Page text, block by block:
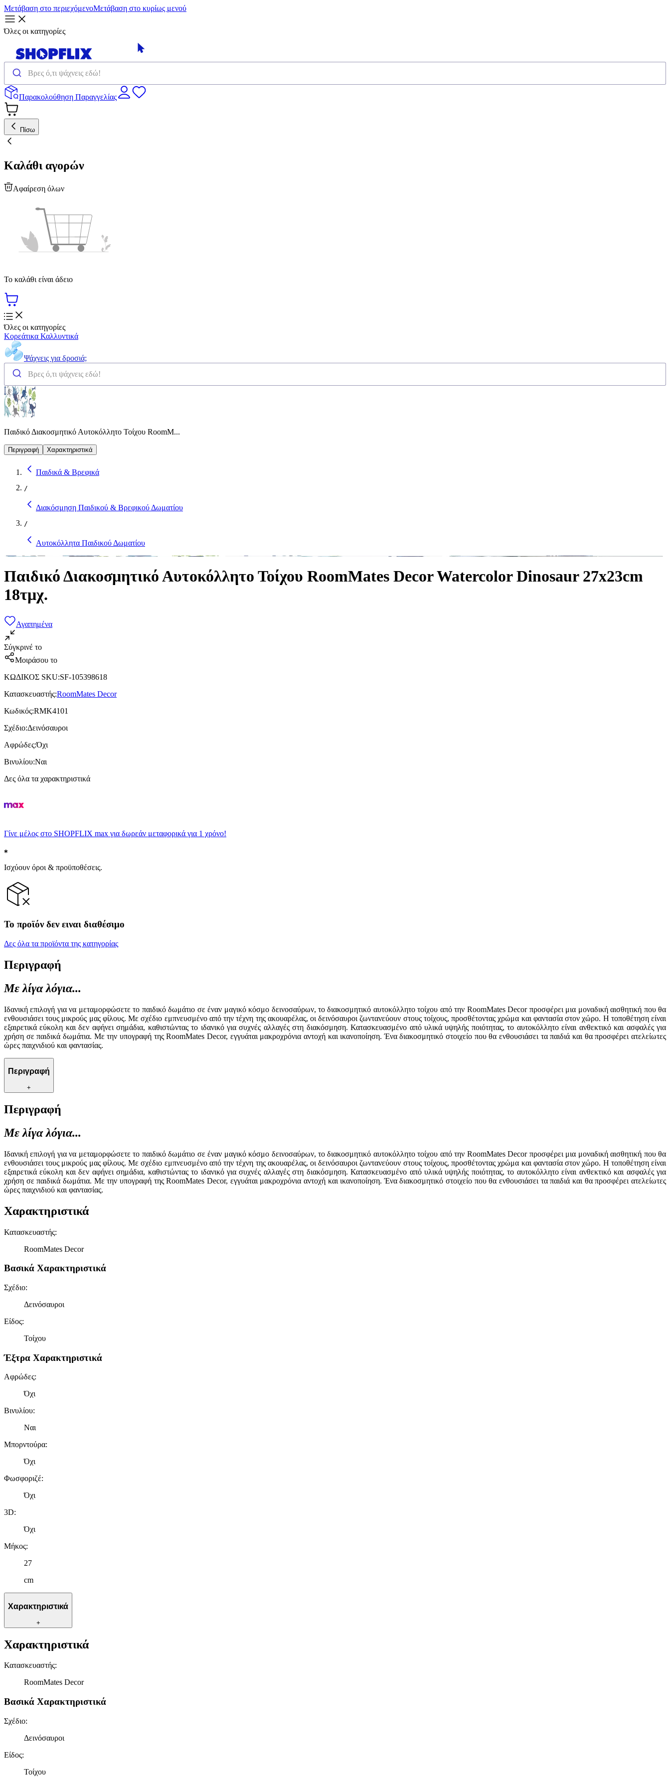
Μετάβαση στο περιεχόμενοΜετάβαση στο κυρίως μενού
Όλες οι κατηγορίες
Παρακολούθηση Παραγγελίας
Πίσω
Καλάθι αγορών
Αφαίρεση όλων
Το καλάθι είναι άδειο
Όλες οι κατηγορίες
Κορεάτικα Καλλυντικά
Ψάχνεις για δροσιά;
Παιδικό Διακοσμητικό Αυτοκόλλητο Τοίχου RoomM...
Περιγραφή Χαρακτηριστικά
Παιδικά & Βρεφικά
/
Διακόσμηση Παιδικού & Βρεφικού Δωματίου
/
Αυτοκόλλητα Παιδικού Δωματίου
Παιδικό Διακοσμητικό Αυτοκόλλητο Τοίχου RoomMates Decor Watercolor Dinosaur 27x23cm
18τμχ.
Αγαπημένα
Σύγκρινέ το
Μοιράσου το
ΚΩΔΙΚΟΣ SKU:SF-105398618
Κατασκευαστής:RoomMates Decor
Κωδικός:RMK4101
Σχέδιο:Δεινόσαυροι
Αφρώδες:Όχι
Βινυλίου:Ναι
Δες όλα τα χαρακτηριστικά
Γίνε μέλος στο SHOPFLIX max για δωρεάν μεταφορικά για 1 χρόνο!
Ισχύουν όροι & προϋποθέσεις.
Το προϊόν δεν ειναι διαθέσιμο
Δες όλα τα προϊόντα της κατηγορίας
Περιγραφή
Με λίγα λόγια...
Ιδανική επιλογή για να μεταμορφώσετε το παιδικό δωμάτιο σε έναν μαγικό κόσμο δεινοσαύρων, το διακοσμητικό αυτοκόλλητο τοίχου από την RoomMates Decor προσφέρει μια μοναδική αισθητική που θα
ενθουσιάσει τους μικρούς μας φίλους. Με σχέδιο εμπνευσμένο από την τέχνη της ακουαρέλας, οι δεινόσαυροι ζωντανεύουν στους τοίχους, προσθέτοντας χρώμα και φαντασία στον χώρο. Η τοποθέτηση είναι
εξαιρετικά εύκολη και δεν αφήνει σημάδια, καθιστώντας το ιδανικό για συχνές αλλαγές στη διακόσμηση. Κατασκευασμένο από υλικά υψηλής ποιότητας, το αυτοκόλλητο είναι ανθεκτικό και ασφαλές για
χρήση σε παιδικά δωμάτια. Με την υπογραφή της RoomMates Decor, εγγυάται μακροχρόνια αντοχή και ικανοποίηση. Ένα διακοσμητικό στοιχείο που θα ενθουσιάσει τα παιδιά και θα προσφέρει ατελείωτες
ώρες παιχνιδιού και φαντασίας.
Περιγραφή
+
Περιγραφή
Με λίγα λόγια...
Ιδανική επιλογή για να μεταμορφώσετε το παιδικό δωμάτιο σε έναν μαγικό κόσμο δεινοσαύρων, το διακοσμητικό αυτοκόλλητο τοίχου από την RoomMates Decor προσφέρει μια μοναδική αισθητική που θα
ενθουσιάσει τους μικρούς μας φίλους. Με σχέδιο εμπνευσμένο από την τέχνη της ακουαρέλας, οι δεινόσαυροι ζωντανεύουν στους τοίχους, προσθέτοντας χρώμα και φαντασία στον χώρο. Η τοποθέτηση είναι
εξαιρετικά εύκολη και δεν αφήνει σημάδια, καθιστώντας το ιδανικό για συχνές αλλαγές στη διακόσμηση. Κατασκευασμένο από υλικά υψηλής ποιότητας, το αυτοκόλλητο είναι ανθεκτικό και ασφαλές για
χρήση σε παιδικά δωμάτια. Με την υπογραφή της RoomMates Decor, εγγυάται μακροχρόνια αντοχή και ικανοποίηση. Ένα διακοσμητικό στοιχείο που θα ενθουσιάσει τα παιδιά και θα προσφέρει ατελείωτες
ώρες παιχνιδιού και φαντασίας.
Χαρακτηριστικά
Κατασκευαστής:
RoomMates Decor
Βασικά Χαρακτηριστικά
Σχέδιο:
Δεινόσαυροι
Είδος:
Τοίχου
Έξτρα Χαρακτηριστικά
Αφρώδες:
Όχι
Βινυλίου:
Ναι
Μπορντούρα:
Όχι
Φωσφοριζέ:
Όχι
3D:
Όχι
Μήκος:
27
cm
Χαρακτηριστικά
+
Χαρακτηριστικά
Κατασκευαστής:
RoomMates Decor
Βασικά Χαρακτηριστικά
Σχέδιο:
Δεινόσαυροι
Είδος:
Τοίχου